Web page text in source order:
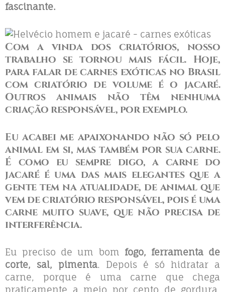
fascinante.
Com a vinda dos criatórios, nosso
trabalho se tornou mais fácil. Hoje,
para falar decarnes exóticas no Brasil
com criatório de volume é o jacaré.
Outros animais não têm nenhuma
criação responsável, por exemplo.
Eu acabei me apaixonando não só pelo
animal em si, mas também por sua carne.
É como eu sempre digo, a carne do
jacaré é uma das mais elegantes que a
gente tem na atualidade, de animal que
vem de criatório responsável, pois é uma
carne muito suave, que não precisa de
interferência.
Eu preciso de um bom fogo, ferramenta de
corte, sal, pimenta. Depois é só hidratar a
carne, porque é uma carne que chega
praticamente a meio por cento de gordura.